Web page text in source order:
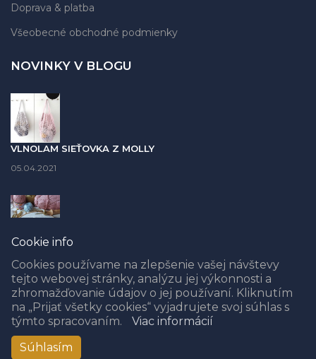
Cookie info
Cookies používame na zlepšenie vašej návštevy
tejto webovej stránky, analýzu jej výkonnosti a
zhromažďovanie údajov o jej používaní. Kliknutím
na „Prijať všetky cookies“ vyjadrujete svoj súhlas s
týmto spracovaním.
Viac informácií
Súhlasím
Doprava & platba
Všeobecné obchodné podmienky
NOVINKY V BLOGU
VLNOLAM SIEŤOVKA Z MOLLY
05.04.2021
TABUĽKA S FOTO
08.02.2021